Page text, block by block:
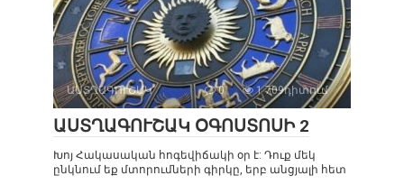
ԱՍՏՂԱԳՈՒՇԱԿ 0 1 709դիտում
ԱՍՏՂԱԳՈՒՇԱԿ ՕԳՈՍՏՈՍԻ 2
Խոյ Հակասական հոգեվիճակի օր է: Դուք մեկ
ընկնում եք մտորումների գիրկը, երբ անցյալի հետ